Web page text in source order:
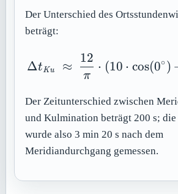
Der Unterschied des
beträgt:
ΔtKu ≈
π
12
⋅ (10 ⋅ cos(0∘)
Der Zeitunterschied zwischen
und Kulmination beträgt 200 s;
wurde also 3 min 20 s nach dem
Meridiandurchgang gemessen.